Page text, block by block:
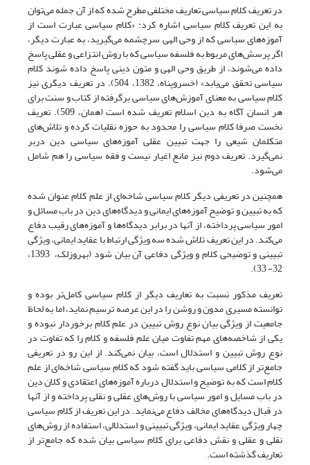
در تعریف کلام سیاسی تعاریف مختلفی مطرح شده که از آن جمله می‌توان
به این تعریف کلام سیاسی اشاره کرد: «کلام سیاسی عبارت است از
آموزه‌های سیاسی که از وحی الهی سرچشمه می‌گیرید، به عبارت دیگر،
اگر پرسش‌های مربوط به فلسفه سیاسی که با روش انتزاعی و عقلی پاسخ
داده می‌شوند، از طریق وحی الهی و متون دینی پاسخ داده شوند کلام
سیاسی تحقق می‌یابد» (خسروپناه، 1382، 504). در تعریف دیگری نیز
کلام سیاسی به معنای آموزش‌های سیاسی برگرفته از کتاب و سنت برای
هر انسان آگاه به دین اسلام تعریف شده است (همان، 509). تعریف
نخست صرفا کلام سیاسی را محدود به حوزه نقلیات کرده و تلاش‌های
متکلمان شیعی را جهت تبیین عقلی آموزه‌های سیاسی دین دربر
نمی‌گیرد. تعریف دوم نیز مانع اغیار نیست و فقه سیاسی را هم شامل
می‌شود.
همچنین در تعریفی دیگر کلام سیاسی شاخه‌ای از علم کلام عنوان شده
که به تبیین و توضیح آموزه‌های ایمانی و دیدگاه‌های دین در باب مسائل و
امور سیاسی پرداخته، از آنها در برابر دیدگاه‌ها و آموزه‌های رقیب دفاع
می‌کند. در این تعریف تلاش شده سه ویژگی ارتباط با عقاید ایمانی، ویژگی
تبیینی و توضیحی کلام و ویژگی دفاعی آن بیان شود (بهروزلک، 1393،
32- 33).
تعریف مذکور نسبت به تعاریف دیگر از کلام سیاسی کامل‌تر بوده و
توانسته مسیری مدون و روشن را در این عرصه ترسیم نماید، اما به لحاظ
جامعیت از ویژگی بیان نوع روش تبیین در علم کلام برخوردار نبوده و
یکی از شاخصه‌های مهم تفاوت میان علم فلسفه و کلام را که تفاوت در
نوع روش تبیین و استدلال است، بیان نمی‌کند. از این رو در تعریفی
جامع‌تر از کلامی سیاسی باید گفته شود که کلام سیاسی شاخه‌ای از علم
کلام است که به توضیح و استدلال درباره آموزه‌های اعتقادی و کلان دین
در باب مسایل و امور سیاسی با روش‌های عقلی و نقلی پرداخته و از آنها
در قبال دیدگاه‌های مخالف دفاع می‌نماید. در این تعریف از کلام سیاسی
چهار ویژگی عقاید ایمانی، ویژگی تبیینی و استدلالی، استفاده از روش‌های
نقلی و عقلی و نقش دفاعی برای کلام سیاسی بیان شده که جامع‌تر از
تعاریف گذشته است.